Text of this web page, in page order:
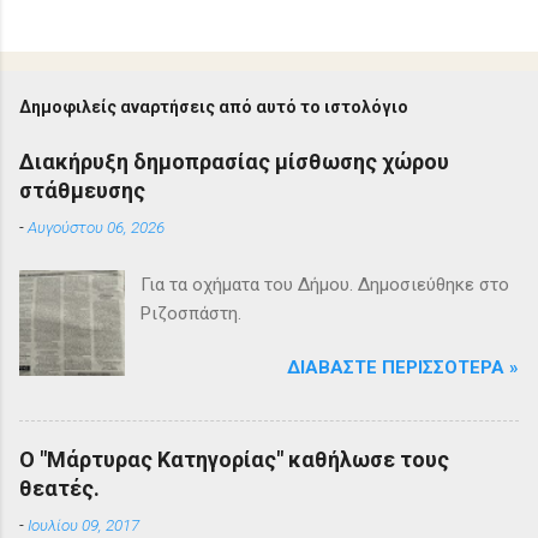
Δημοφιλείς αναρτήσεις από αυτό το ιστολόγιο
Διακήρυξη δημοπρασίας μίσθωσης χώρου
στάθμευσης
-Αυγούστου 06, 2026
Για τα οχήματα του Δήμου. Δημοσιεύθηκε στο
Ριζοσπάστη.
ΔΙΑΒΆΣΤΕ ΠΕΡΙΣΣΌΤΕΡΑ »
Ο "Μάρτυρας Κατηγορίας" καθήλωσε τους
θεατές.
-Ιουλίου 09, 2017